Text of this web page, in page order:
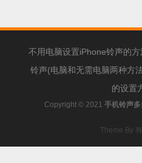
不用电脑设置iPhone铃声的方
铃声(电脑和无需电脑两种方
的设置
Copyright © 2021 手机铃声
Theme By